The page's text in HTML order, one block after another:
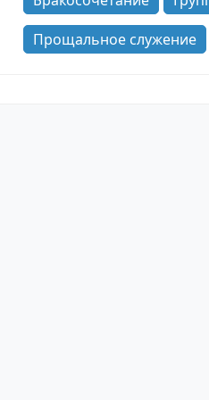
Прощальное служение